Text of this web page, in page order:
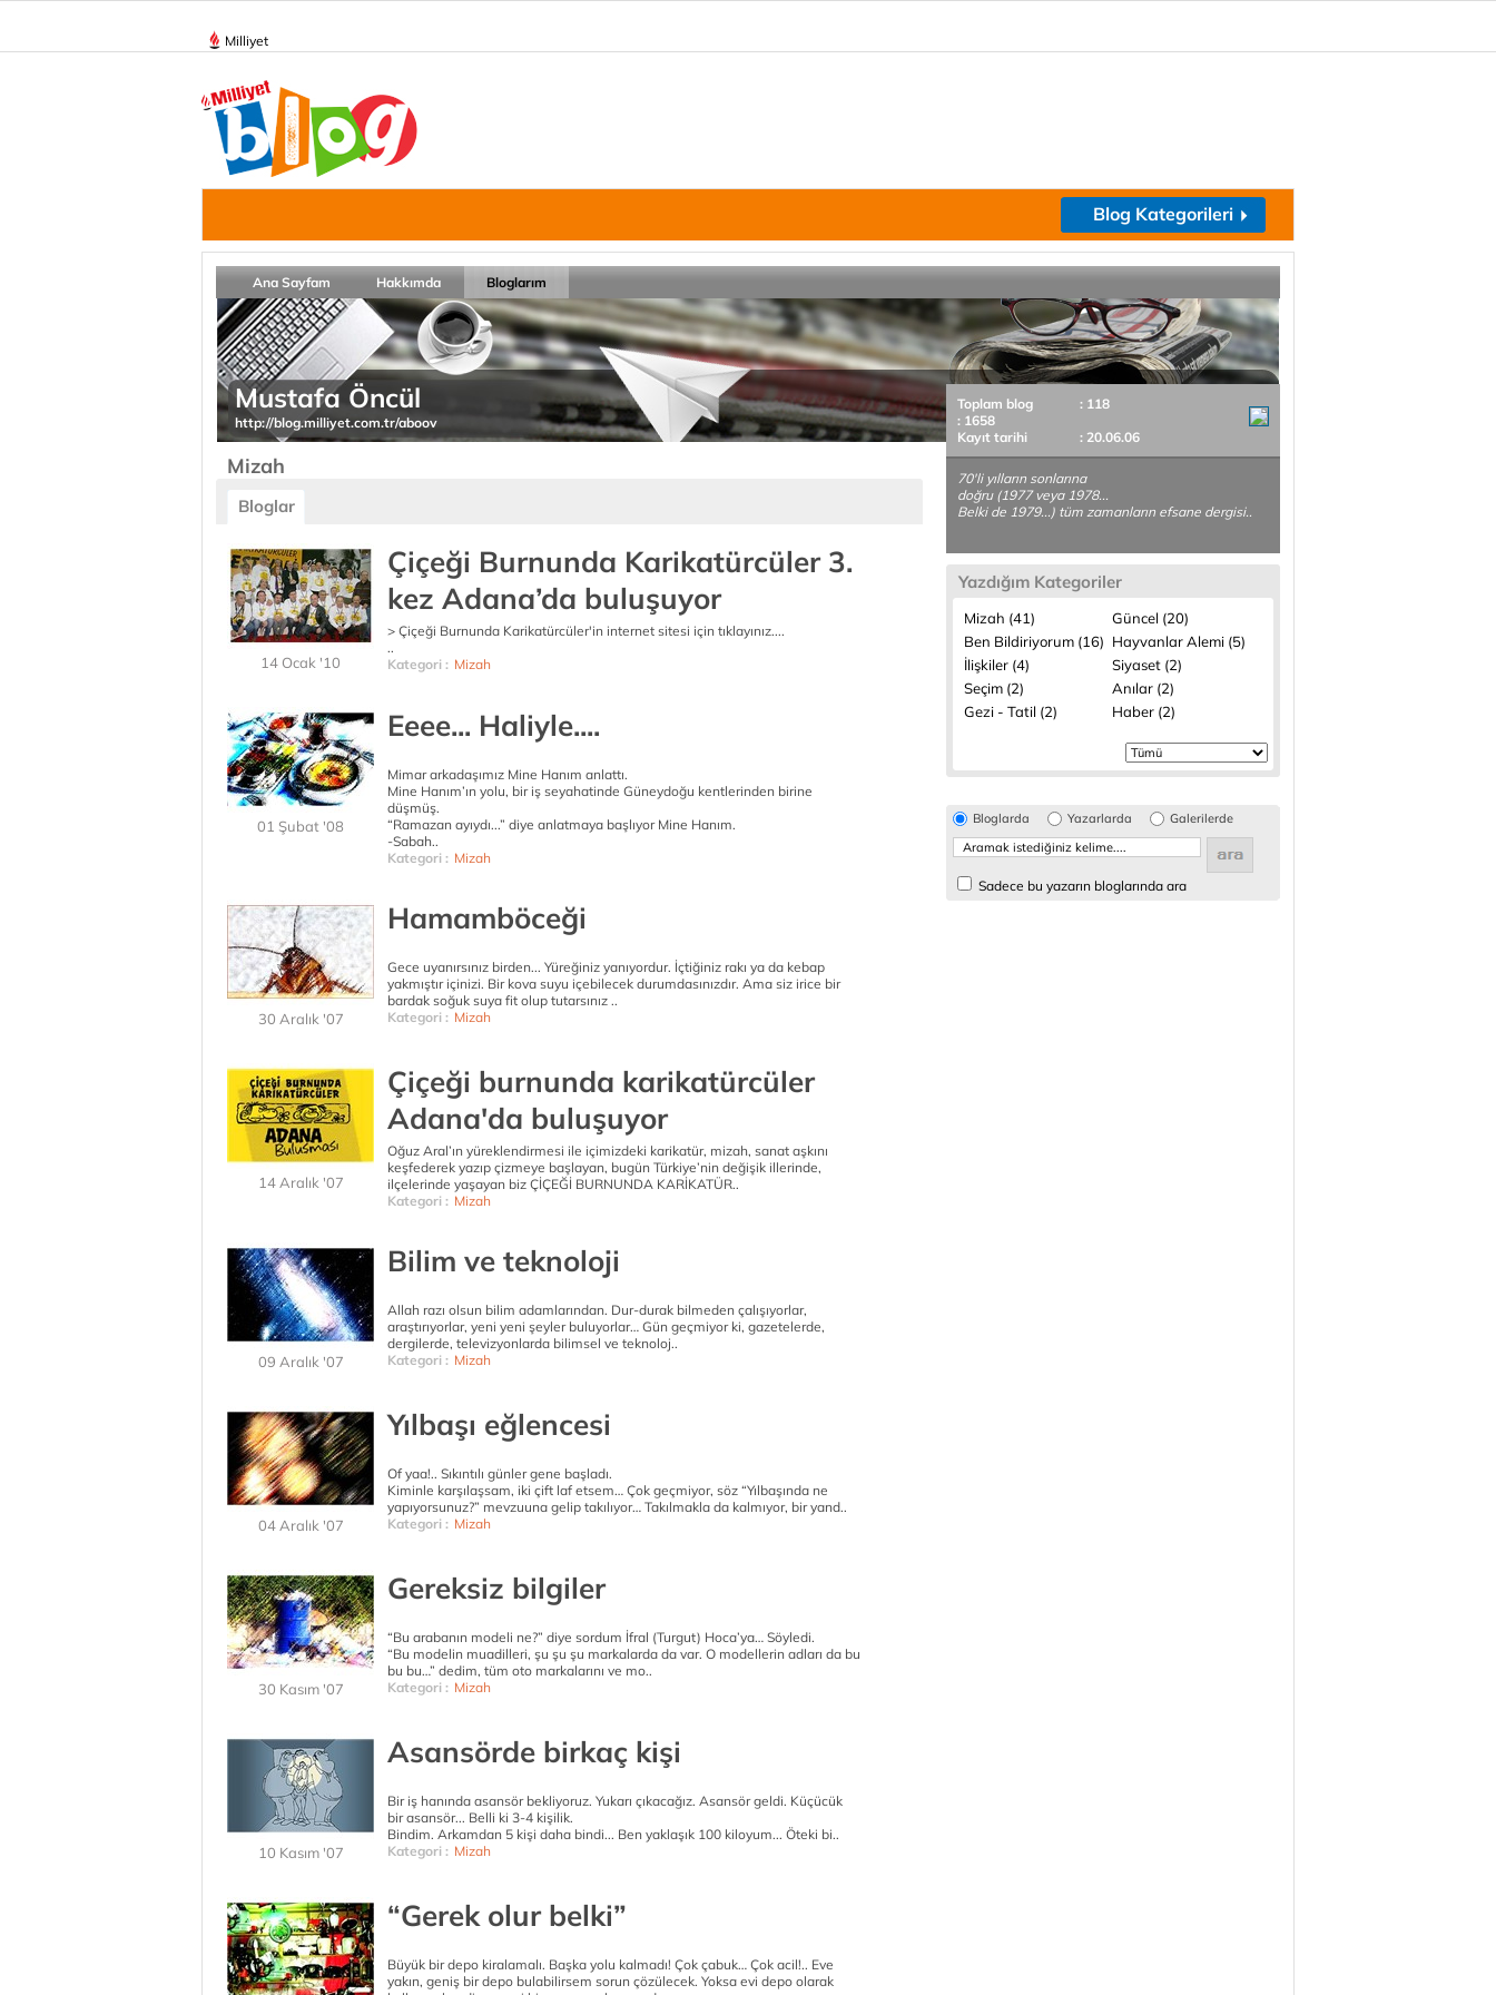
Milliyet
Blog Kategorileri
Ana Sayfam Hakkımda Bloglarım
Mustafa Öncül
http://blog.milliyet.com.tr/aboov
Mizah
Bloglar
14 Ocak '10
Çiçeği Burnunda Karikatürcüler 3.
kez Adana’da buluşuyor
> Çiçeği Burnunda Karikatürcüler'in internet sitesi için tıklayınız....
..
Kategori : Mizah
01 Şubat '08
Eeee... Haliyle....
Mimar arkadaşımız Mine Hanım anlattı.
Mine Hanım’ın yolu, bir iş seyahatinde Güneydoğu kentlerinden birine
düşmüş.
“Ramazan ayıydı...” diye anlatmaya başlıyor Mine Hanım.
-Sabah..
Kategori : Mizah
30 Aralık '07
Hamamböceği
Gece uyanırsınız birden... Yüreğiniz yanıyordur. İçtiğiniz rakı ya da kebap
yakmıştır içinizi. Bir kova suyu içebilecek durumdasınızdır. Ama siz irice bir
bardak soğuk suya fit olup tutarsınız ..
Kategori : Mizah
14 Aralık '07
Çiçeği burnunda karikatürcüler
Adana'da buluşuyor
Oğuz Aral’ın yüreklendirmesi ile içimizdeki karikatür, mizah, sanat aşkını
keşfederek yazıp çizmeye başlayan, bugün Türkiye’nin değişik illerinde,
ilçelerinde yaşayan biz ÇİÇEĞİ BURNUNDA KARİKATÜR..
Kategori : Mizah
09 Aralık '07
Bilim ve teknoloji
Allah razı olsun bilim adamlarından. Dur-durak bilmeden çalışıyorlar,
araştırıyorlar, yeni yeni şeyler buluyorlar… Gün geçmiyor ki, gazetelerde,
dergilerde, televizyonlarda bilimsel ve teknoloj..
Kategori : Mizah
04 Aralık '07
Yılbaşı eğlencesi
Of yaa!.. Sıkıntılı günler gene başladı.
Kiminle karşılaşsam, iki çift laf etsem… Çok geçmiyor, söz “Yılbaşında ne
yapıyorsunuz?” mevzuuna gelip takılıyor… Takılmakla da kalmıyor, bir yand..
Kategori : Mizah
30 Kasım '07
Gereksiz bilgiler
“Bu arabanın modeli ne?” diye sordum İfral (Turgut) Hoca’ya… Söyledi.
“Bu modelin muadilleri, şu şu şu markalarda da var. O modellerin adları da bu
bu bu…” dedim, tüm oto markalarını ve mo..
Kategori : Mizah
10 Kasım '07
Asansörde birkaç kişi
Bir iş hanında asansör bekliyoruz. Yukarı çıkacağız. Asansör geldi. Küçücük
bir asansör... Belli ki 3-4 kişilik.
Bindim. Arkamdan 5 kişi daha bindi... Ben yaklaşık 100 kiloyum... Öteki bi..
Kategori : Mizah
“Gerek olur belki”
Büyük bir depo kiralamalı. Başka yolu kalmadı! Çok çabuk… Çok acil!.. Eve
yakın, geniş bir depo bulabilirsem sorun çözülecek. Yoksa evi depo olarak
Toplam blog
: 118
: 1658
Kayıt tarihi
: 20.06.06
70'li yılların sonlarına
doğru (1977 veya 1978...
Belki de 1979...) tüm zamanların efsane dergisi..
Yazdığım Kategoriler
Mizah (41)
Güncel (20)
Ben Bildiriyorum (16) Hayvanlar Alemi (5)
İlişkiler (4)
Siyaset (2)
Seçim (2)
Anılar (2)
Gezi - Tatil (2)
Haber (2)
Bloglarda Yazarlarda Galerilerde
Sadece bu yazarın bloglarında ara